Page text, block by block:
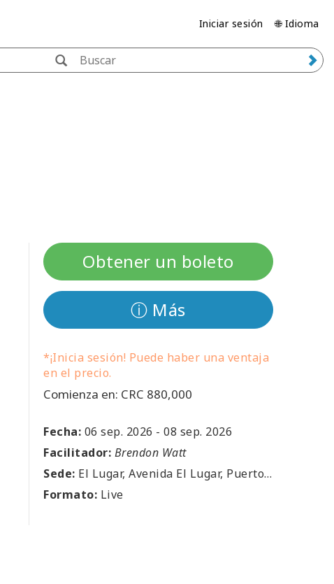
Iniciar sesión 🌐 Idioma
Obtener un boleto
ⓘ Más
*¡Inicia sesión! Puede haber una ventaja
en el precio.
Comienza en: CRC 880,000
Fecha: 06 sep. 2026 - 08 sep. 2026
Facilitador: Brendon Watt
Sede: El Lugar, Avenida El Lugar, Puerto Viejo de Sarapiquí, Heredia, El Lugar, CR
Formato: Live